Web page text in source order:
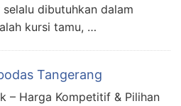
dibutuhkan dalam
kursi tamu, …
Tangerang
– Harga Kompetitif & Pilihan